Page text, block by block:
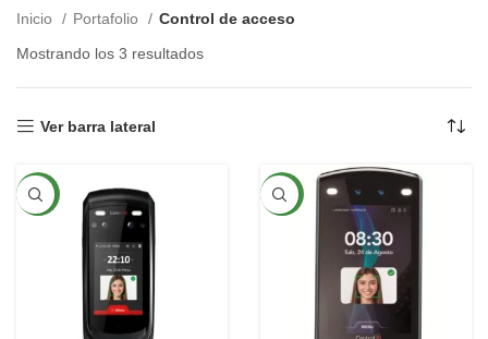
Inicio
Portafolio
Control de acceso
Mostrando los 3 resultados
Ver barra lateral
NEW NEW